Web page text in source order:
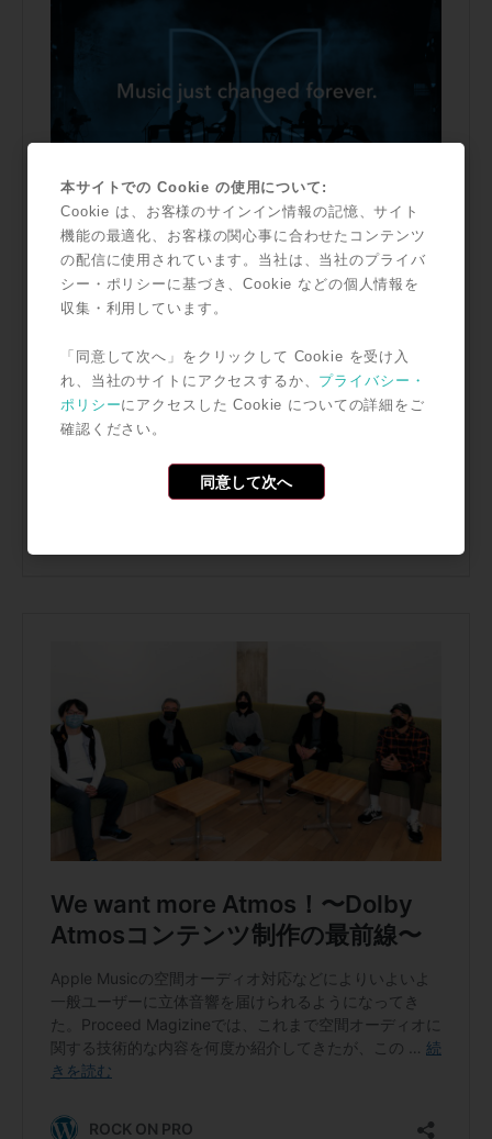
本サイトでの Cookie の使用について:
Cookie は、お客様のサインイン情報の記憶、サイト
機能の最適化、お客様の関心事に合わせたコンテンツ
の配信に使用されています。当社は、当社のプライバ
シー・ポリシーに基づき、Cookie などの個人情報を
収集・利用しています。
「同意して次へ」をクリックして Cookie を受け入
れ、当社のサイトにアクセスするか、 プライバシー・
ポリシーにアクセスした Cookie についての詳細をご
確認ください。
同意して次へ